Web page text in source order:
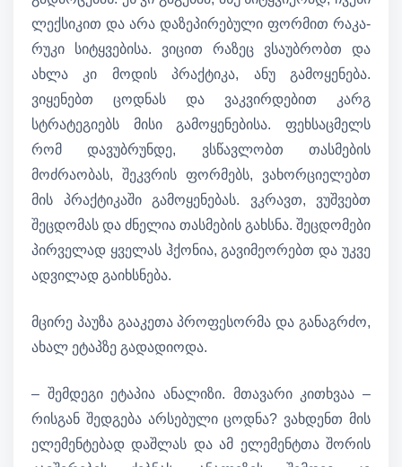
ლექსიკით და არა დაზეპირებული ფორმით რაკა-
რუკი სიტყვებისა. ვიცით რაზეც ვსაუბრობთ და
ახლა კი მოდის პრაქტიკა, ანუ გამოყენება.
ვიყენებთ ცოდნას და ვაკვირდებით კარგ
სტრატეგიებს მისი გამოყენებისა. ფეხსაცმელს
რომ დავუბრუნდე, ვსწავლობთ თასმების
მოძრაობას, შეკვრის ფორმებს, ვახორციელებთ
მის პრაქტიკაში გამოყენებას. ვკრავთ, ვუშვებთ
შეცდომას და ძნელია თასმების გახსნა. შეცდომები
პირველად ყველას ჰქონია, გავიმეორებთ და უკვე
ადვილად გაიხსნება.
მცირე პაუზა გააკეთა პროფესორმა და განაგრძო,
ახალ ეტაპზე გადადიოდა.
– შემდეგი ეტაპია ანალიზი. მთავარი კითხვაა –
რისგან შედგება არსებული ცოდნა? ვახდენთ მის
ელემენტებად დაშლას და ამ ელემენტთა შორის